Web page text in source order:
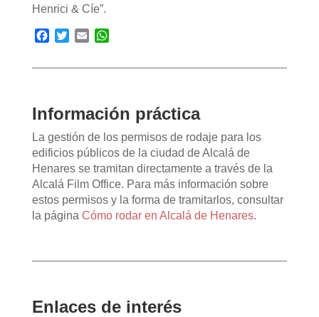
Henrici & Cíe”.
Facebook
TwitterEmail
Información práctica
La gestión de los permisos de rodaje para los
edificios públicos de la ciudad de Alcalá de
Henares se tramitan directamente a través de la
Alcalá Film Office. Para más información sobre
estos permisos y la forma de tramitarlos, consultar
la página Cómo rodar en Alcalá de Henares.
Enlaces de interés